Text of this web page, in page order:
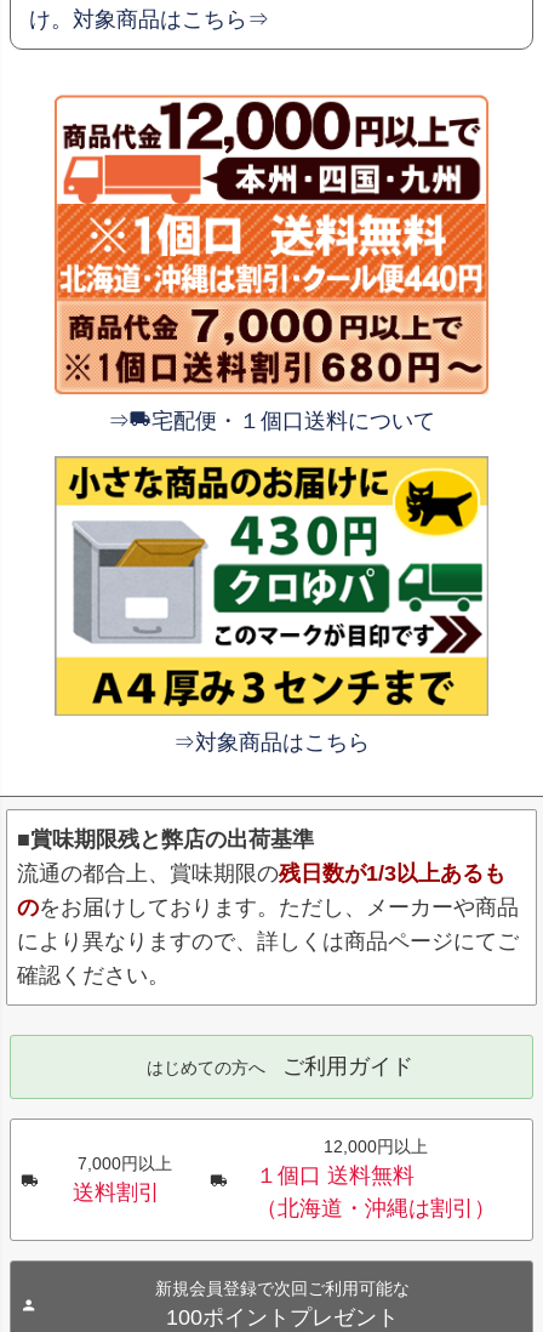
け。対象商品はこちら⇒
⇒ 宅配便・１個口送料について
⇒対象商品はこちら
■賞味期限残と弊店の出荷基準
流通の都合上、賞味期限の残日数が1/3以上あるも
のをお届けしております。ただし、メーカーや商品
により異なりますので、詳しくは商品ページにてご
確認ください。
はじめての方へ ご利用ガイド
7,000円以上
送料割引
12,000円以上
１個口 送料無料
（北海道・沖縄は割引）
新規会員登録で次回ご利用可能な
100ポイントプレゼント